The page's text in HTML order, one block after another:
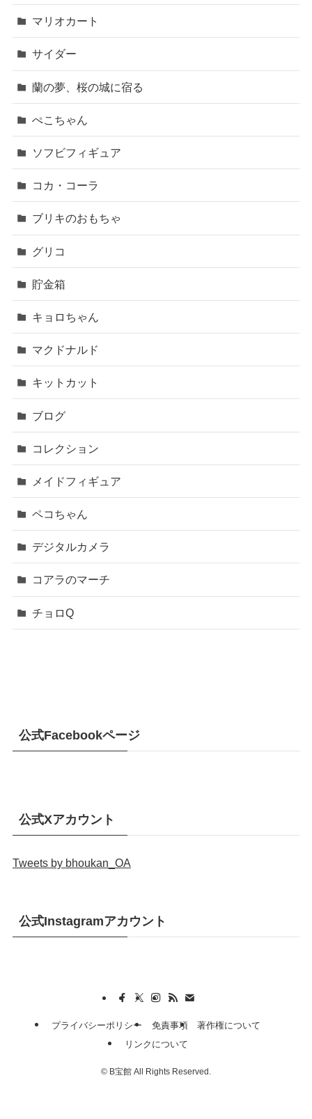
マリオカート
サイダー
蘭の夢、桜の城に宿る
ぺこちゃん
ソフビフィギュア
コカ・コーラ
ブリキのおもちゃ
グリコ
貯金箱
キョロちゃん
マクドナルド
キットカット
ブログ
コレクション
メイドフィギュア
ペコちゃん
デジタルカメラ
コアラのマーチ
チョロQ
公式Facebookページ
公式Xアカウント
Tweets by bhoukan_OA
公式Instagramアカウント
プライバシーポリシー 免責事項
著作権について
リンクについて
© B宝館 All Rights Reserved.